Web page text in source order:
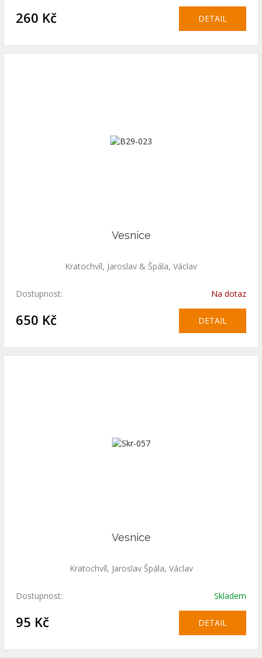
260 Kč DETAIL
Vesnice
Kratochvíl, Jaroslav & Špála, Václav
Dostupnost: Na dotaz
650 Kč DETAIL
Vesnice
Kratochvíl, Jaroslav Špála, Václav
Dostupnost: Skladem
95 Kč DETAIL